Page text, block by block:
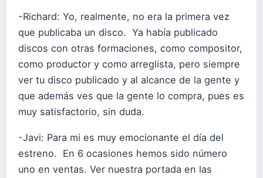
-Richard: Yo, realmente, no era la primera vez
que publicaba un disco. Ya había publicado
discos con otras formaciones, como compositor,
como productor y como arreglista, pero siempre
ver tu disco publicado y al alcance de la gente y
que además ves que la gente lo compra, pues es
muy satisfactorio, sin duda.
-Javi: Para mi es muy emocionante el día del
estreno. En 6 ocasiones hemos sido número
uno en ventas. Ver nuestra portada en las